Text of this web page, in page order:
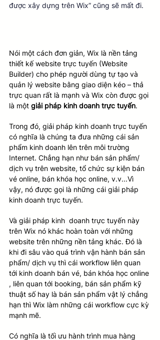
được xây dựng trên Wix” cũng sẽ mất đi.
Nói một cách đơn giản, Wix là nền tảng
thiết kế website trực tuyến (Website
Builder) cho phép người dùng tự tạo và
quản lý website bằng giao diện kéo – thả
trực quan rất là mạnh và Wix còn được gọi
là một giải pháp kinh doanh trực tuyến.
Trong đó, giải pháp kinh doanh trực tuyến
có nghĩa là chúng ta đưa những cái sản
phẩm kinh doanh lên trên môi trường
Internet. Chẳng hạn như bán sản phẩm/
dịch vụ trên website, tổ chức sự kiện bán
vé online, bán khóa học online, v.v...Vì
vậy, nó được gọi là những cái giải pháp
kinh doanh trực tuyến.
Và giải pháp kinh  doanh trực tuyến này
trên Wix nó khác hoàn toàn với những
website trên những nền tảng khác. Đó là
khi đi sâu vào quá trình vận hành bán sản
phẩm/ dịch vụ thì cái workflow liên quan
tới kinh doanh bán vé, bán khóa học online
, liên quan tới booking, bán sản phẩm kỹ
thuật số hay là bán sản phẩm vật lý chẳng
hạn thì Wix làm những cái workflow cực kỳ
mạnh mẽ.
Có nghĩa là tối ưu hành trình mua hàng